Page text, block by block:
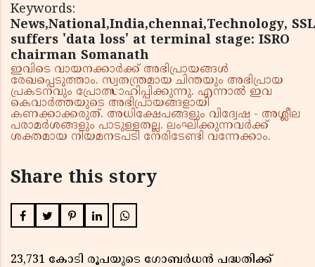
Keywords:
News,National,India,chennai,Technology,
suffers 'data loss' at terminal stage: ISRO
chairman Somanath
ഇവിടെ വായനക്കാർക്ക് അഭിപ്രായങ്ങൾ
രേഖപ്പെടുത്താം. സ്വതന്ത്രമായ ചിന്തയും അഭിപ്രായ
പ്രകടനവും പ്രോത്സാഹിപ്പിക്കുന്നു. എന്നാൽ ഇവ
കെവാർത്തയുടെ അഭിപ്രായങ്ങളായി
കണക്കാക്കരുത്. അധിക്ഷേപങ്ങളും വിദ്വേഷ - അശ്ലീല
പരാമർശങ്ങളും പാടുള്ളതല്ല. ലംഘിക്കുന്നവർക്ക്
ശക്തമായ നിയമനടപടി നേരിടേണ്ടി വന്നേക്കാം.
Share this story
23,731 കോടി രൂപയുടെ ഗോബർധൻ പദ്ധതിക്ക്